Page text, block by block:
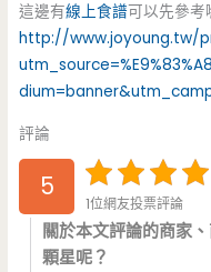
這邊有線上食譜可以先參考
http://www.joyoung.tw/
評論
5
1位網友投票評論
關於本文評論的商家
顆星呢？